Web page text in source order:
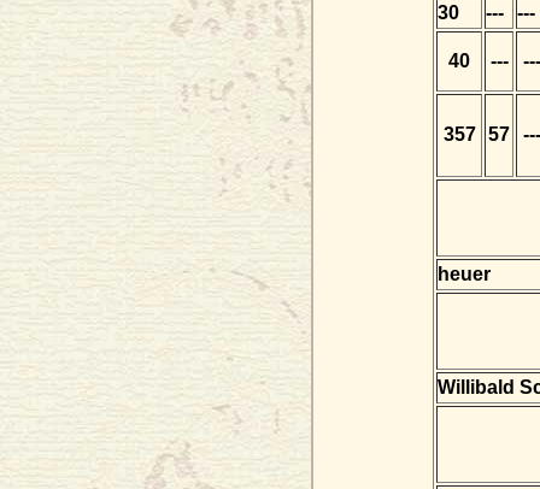
30
--- ---
40 --- ---
357 57 ---
heuer
Willibald